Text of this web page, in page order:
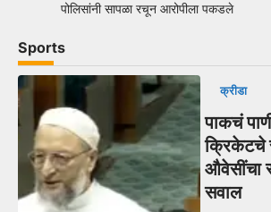
पोलिसांनी सापळा रचून आरोपीला पकडले
Sports
क्रीडा
पाकचं
क्रिकेटचे
औवेसींचा
सवाल